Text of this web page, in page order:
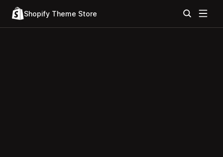
Shopify Theme Store